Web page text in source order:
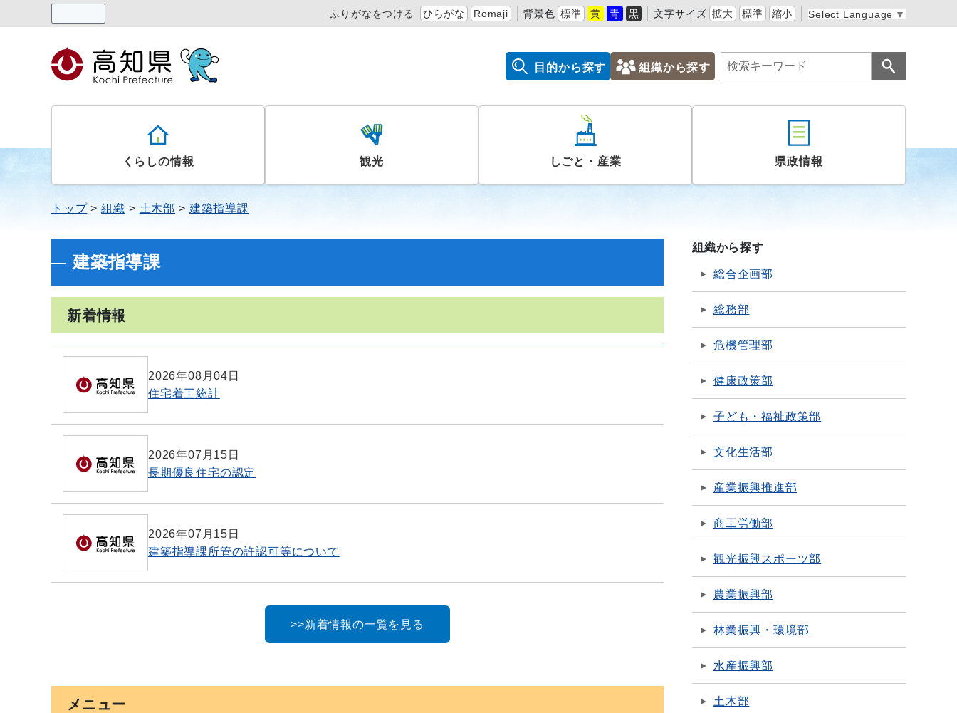
ふりがなをつける ひらがな Romaji 背景色 標準 黄 青 黒 文字サイズ 拡大 標準 縮小 Select Language ▼
目的から探す 組織から探す
くらしの情報 観光 しごと・産業 県政情報
トップ 組織 土木部 建築指導課
建築指導課
新着情報
2026年08月04日
住宅着工統計
2026年07月15日
長期優良住宅の認定
2026年07月15日
建築指導課所管の許認可等について
>>新着情報の一覧を見る
メニュー
組織から探す
総合企画部
総務部
危機管理部
健康政策部
子ども・福祉政策部
文化生活部
産業振興推進部
商工労働部
観光振興スポーツ部
農業振興部
林業振興・環境部
水産振興部
土木部